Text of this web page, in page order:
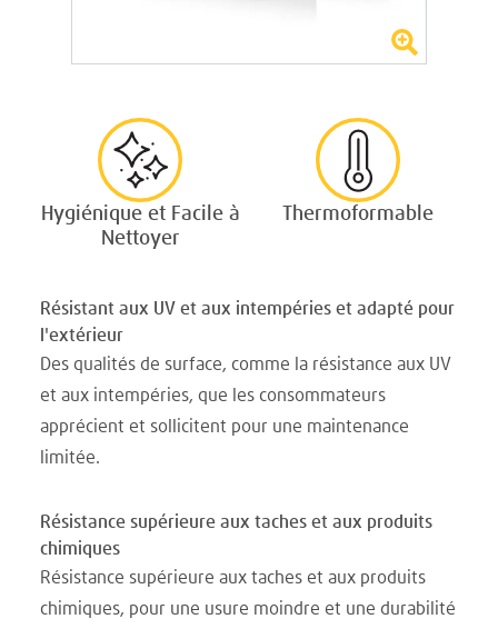
Hygiénique et Facile à
Nettoyer
Thermoformable
Résistant aux UV et aux intempéries et adapté pour
l'extérieur
Des qualités de surface, comme la résistance aux UV
et aux intempéries, que les consommateurs
apprécient et sollicitent pour une maintenance
limitée.
Résistance supérieure aux taches et aux produits
chimiques
Résistance supérieure aux taches et aux produits
chimiques, pour une usure moindre et une durabilité